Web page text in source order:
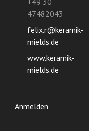
+49 30
47482043
felix.r@keramik-
mields.de
www.keramik-
mields.de
Anmelden